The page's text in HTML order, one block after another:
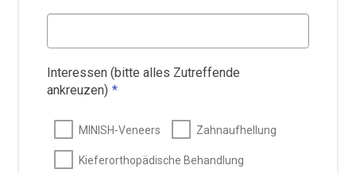
Interessen (bitte alles Zutreffende
ankreuzen) *
MINISH-Veneers Zahnaufhellung
Kieferorthopädische Behandlung